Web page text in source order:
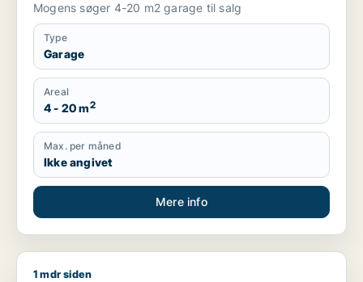
Mogens søger 4-20 m2 garage til salg
Type
Garage
Areal
4 - 20 m2
Max. per måned
Ikke angivet
Mere info
Kenny søger lager til leje i Frederiksberg, Østerbro eller
1 mdr siden